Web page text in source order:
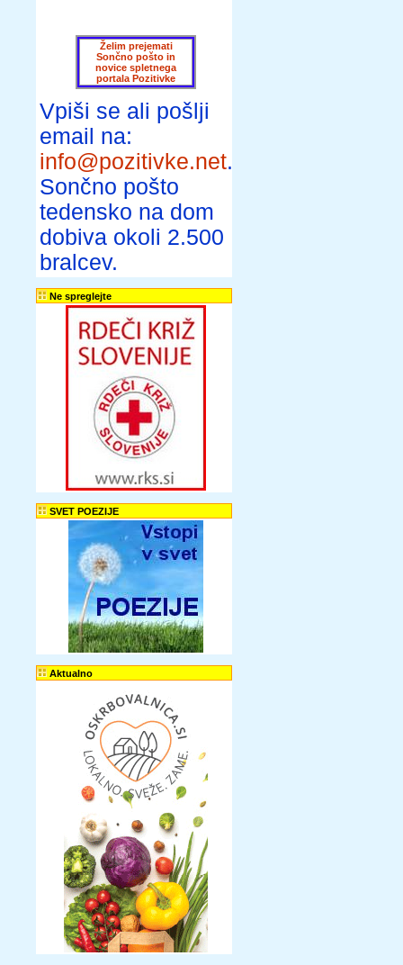
Želim prejemati
Sončno pošto in
novice spletnega
portala Pozitivke
Vpiši se ali pošlji
email na:
info@pozitivke.net.
Sončno pošto
tedensko na dom
dobiva okoli 2.500
bralcev.
Ne spreglejte
SVET POEZIJE
Aktualno